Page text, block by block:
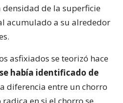
de la superficie
acumulado a su alrededor
asfixiados se teorizó hace
había identificado de
diferencia entre un chorro
en si el chorro se